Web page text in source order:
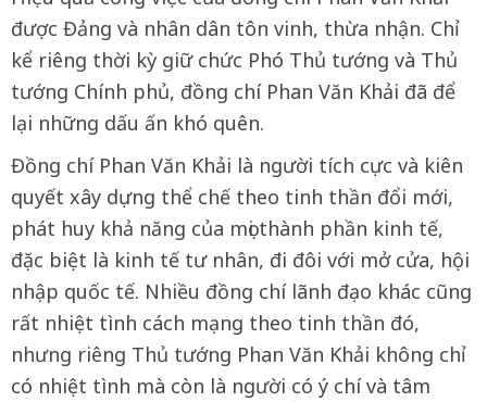
được Đảng và nhân dân tôn vinh, thừa nhận. Chỉ
kể riêng thời kỳ giữ chức Phó Thủ tướng và Thủ
tướng Chính phủ, đồng chí Phan Văn Khải đã để
lại những dấu ấn khó quên.
Đồng chí Phan Văn Khải là người tích cực và kiên
quyết xây dựng thể chế theo tinh thần đổi mới,
phát huy khả năng của mọi thành phần kinh tế,
đặc biệt là kinh tế tư nhân, đi đôi với mở cửa, hội
nhập quốc tế. Nhiều đồng chí lãnh đạo khác cũng
rất nhiệt tình cách mạng theo tinh thần đó,
nhưng riêng Thủ tướng Phan Văn Khải không chỉ
có nhiệt tình mà còn là người có ý chí và tâm